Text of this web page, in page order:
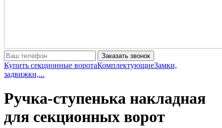
Заказать звонок
Купить секционные воротаКомплектующиеЗамки,
задвижки,...
Ручка-ступенька накладная
для секционных ворот